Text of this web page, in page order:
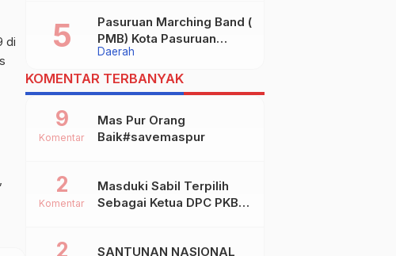
di
Daerah
Pasuruan Marching Band (
PMB) Kota Pasuruan
Akhirnya Raih Dua Gelar
Juara Dalam Kejurprov
Jatim 2024
KOMENTAR TERBANYAK
Mas Pur Orang
Baik#savemaspur
9
Komentar
Masduki Sabil Terpilih
Sebagai Ketua DPC PKB
2
Komentar
SANTUNAN NASIONAL
2